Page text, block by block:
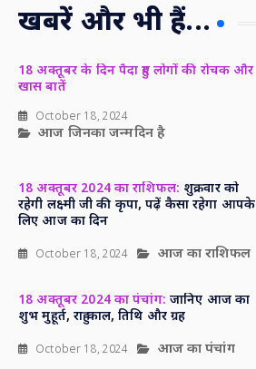
खबरें और भी हैं...
18 अक्तूबर के दिन पैदा हुए लोगों की रोचक और
खास बातें
October 18, 2024
आज जिनका जन्मदिन है
18 अक्तूबर 2024 का राशिफल: शुक्रवार को
रहेगी लक्ष्मी जी की कृपा, पढ़ें कैसा रहेगा आपके
लिए आज का दिन
October 18, 2024 आज का राशिफल
18 अक्तूबर 2024 का पंचांग: जानिए आज का
शुभ मुहूर्त, राहु काल, तिथि और ग्रह
October 18, 2024 आज का पंचांग